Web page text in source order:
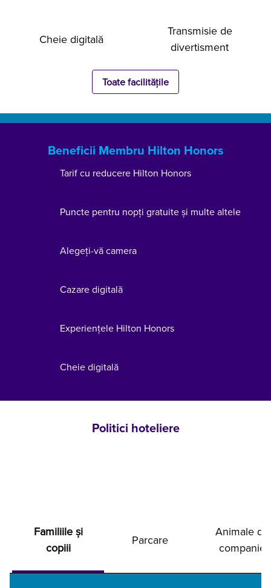
Cheie digitală
Transmisie de
divertisment
Toate facilitățile
Beneficii Membru Hilton Honors
Tarif cu reducere Hilton Honors
Puncte pentru nopți gratuite și multe altele
Alegeți-vă camera
Cazare digitală
Experiențele Hilton Honors
Cheie digitală
Politici hoteliere
Familiile și
copiii
Parcare
Animale de
companie